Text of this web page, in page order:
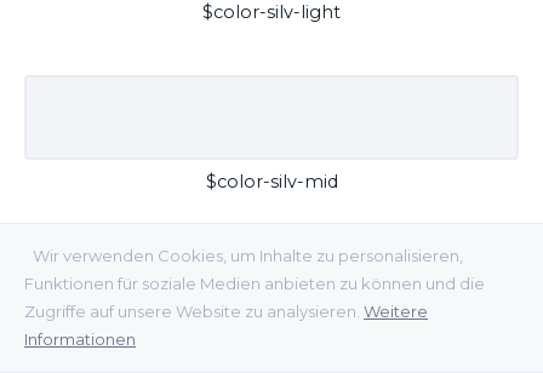
Wir verwenden Cookies, um Inhalte zu personalisieren,
Funktionen für soziale Medien anbieten zu können und die
Zugriffe auf unsere Website zu analysieren. Weitere
Informationen
$color-silv-light
$color-silv-mid